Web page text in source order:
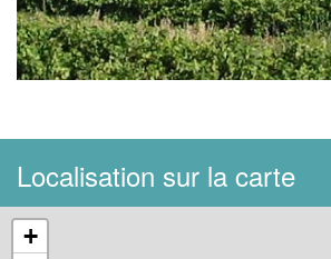
Localisation sur la carte
+